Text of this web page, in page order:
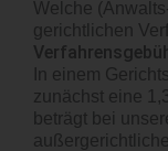
Welche
gerichtlichen
In einem
zunächst eine
beträgt bei